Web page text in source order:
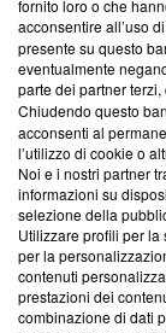
Crotone, stop alla
fornitura idrica:
possibili disagi nella
notte tra il 6 e il 7
agosto
Monica
Contributor
Scrittura e social
SeguiMonica su
fornito loro o che
acconsentire all’uso
presente su questo
eventualmente
parte dei partner
Chiudendo questo
acconsenti al
l’utilizzo di cookie o
Noi e i nostri partner
informazioni su
selezione della
Utilizzare profili per
per la
contenuti
prestazioni dei
combinazione di dati